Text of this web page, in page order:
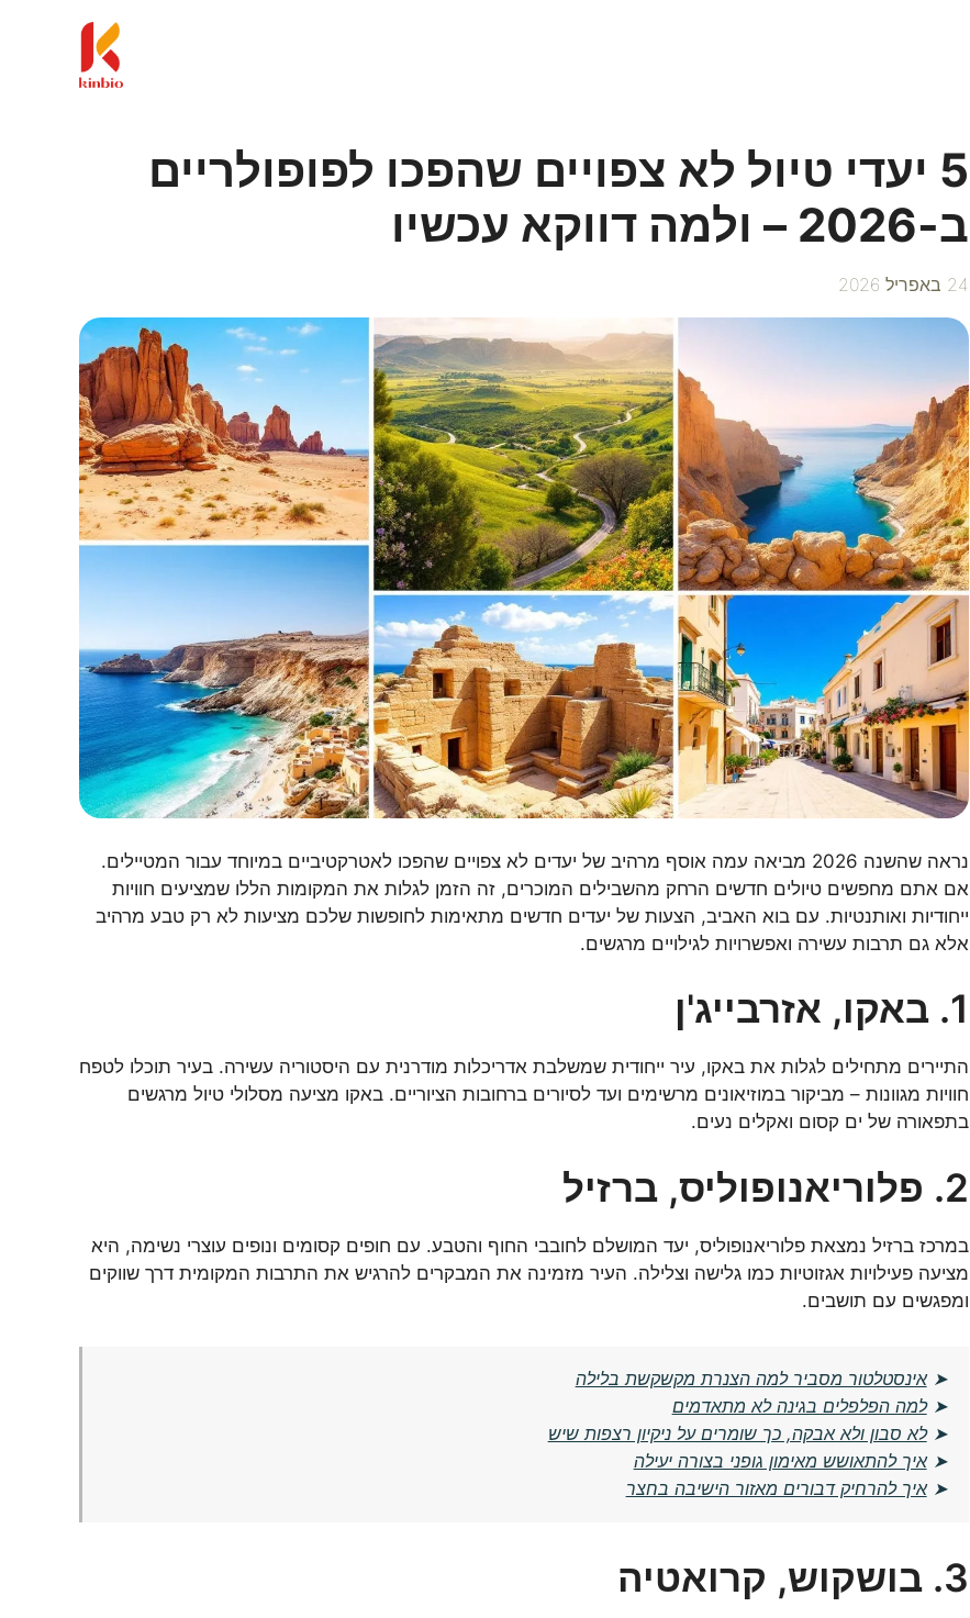
5 יעדי טיול לא צפויים שהפכו לפופולריים
ב-2026 – ולמה דווקא עכשיו
24 באפריל 2026
נראה שהשנה 2026 מביאה עמה אוסף מרהיב של יעדים לא צפויים שהפכו לאטרקטיביים במיוחד עבור המטיילים.
אם אתם מחפשים טיולים חדשים הרחק מהשבילים המוכרים, זה הזמן לגלות את המקומות הללו שמציעים חוויות
ייחודיות ואותנטיות. עם בוא האביב, הצעות של יעדים חדשים מתאימות לחופשות שלכם מציעות לא רק טבע מרהיב
אלא גם תרבות עשירה ואפשרויות לגילויים מרגשים.
1. באקו, אזרבייג'ן
התיירים מתחילים לגלות את באקו, עיר ייחודית שמשלבת אדריכלות מודרנית עם היסטוריה עשירה. בעיר תוכלו לטפח
חוויות מגוונות – מביקור במוזיאונים מרשימים ועד לסיורים ברחובות הציוריים. באקו מציעה מסלולי טיול מרגשים
בתפאורה של ים קסום ואקלים נעים.
2. פלוריאנופוליס, ברזיל
במרכז ברזיל נמצאת פלוריאנופוליס, יעד המושלם לחובבי החוף והטבע. עם חופים קסומים ונופים עוצרי נשימה, היא
מציעה פעילויות אגזוטיות כמו גלישה וצלילה. העיר מזמינה את המבקרים להרגיש את התרבות המקומית דרך שווקים
ומפגשים עם תושבים.
➤אינסטלטור מסביר למה הצנרת מקשקשת בלילה
➤למה הפלפלים בגינה לא מתאדמים
➤לא סבון ולא אבקה, כך שומרים על ניקיון רצפות שיש
➤איך להתאושש מאימון גופני בצורה יעילה
➤איך להרחיק דבורים מאזור הישיבה בחצר
3. בושקוש, קרואטיה